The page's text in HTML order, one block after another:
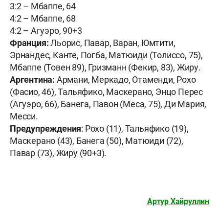
3:2 – Мбаппе, 64
4:2 – Мбаппе, 68
4:2 – Агуэро, 90+3
Франция:Льорис, Павар, Варан, Юмтити,
Эрнандес, Канте, Погба, Матюиди (Толиссо, 75),
Мбаппе (Товен 89), Гризманн (Фекир, 83), Жиру.
Аргентина: Армани, Меркадо, Отаменди, Рохо
(Фасио, 46), Тальяфико, Маскерано, Энцо Перес
(Агуэро, 66), Банега, Павон (Меса, 75), Ди Мария,
Месси.
Предупреждения: Рохо (11), Тальяфико (19),
Маскерано (43), Банега (50), Матюиди (72),
Павар (73), Жиру (90+3).
Артур Хайруллин